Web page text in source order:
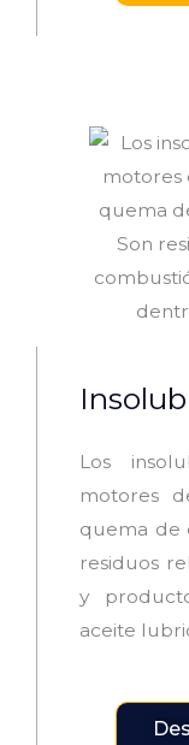
Los
motores
quema de
residuos
y
aceite